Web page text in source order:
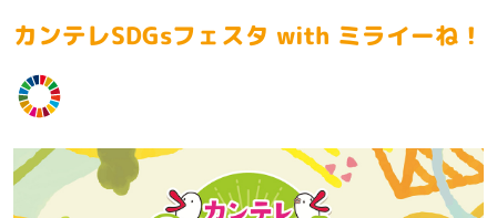
カンテレSDGsフェスタ with ミライーね！